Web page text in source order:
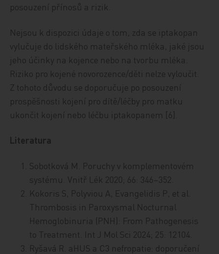
posouzení přínosů a rizik.
Nejsou k dispozici údaje o tom, zda se iptakopan
vylučuje do lidského mateřského mléka, jaké jsou
jeho účinky na kojence nebo na tvorbu mléka.
Riziko pro kojené novorozence/děti nelze vyloučit.
Z tohoto důvodu se doporučuje po posouzení
prospěšnosti kojení pro dítě/léčby pro matku
ukončit kojení nebo léčbu iptakopanem [6].
Literatura
Sobotková M. Poruchy v komplementovém
systému. Vnitř Lék 2020; 66: 346–352.
Kokoris S, Polyviou A, Evangelidis P, et al.
Thrombosis in Paroxysmal Nocturnal
Hemoglobinuria (PNH): From Pathogenesis
to Treatment. Int J Mol Sci 2024; 25: 12104.
Ryšavá R. aHUS a C3 nefropatie: doporučení